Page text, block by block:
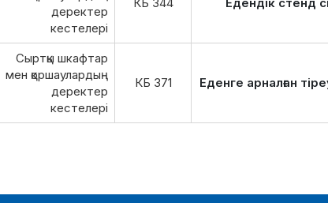
деректер
кестелері
Еденге арналған
371 КБ
Сыртқы шкафтар
мен қоршаулардың
деректер
кестелері